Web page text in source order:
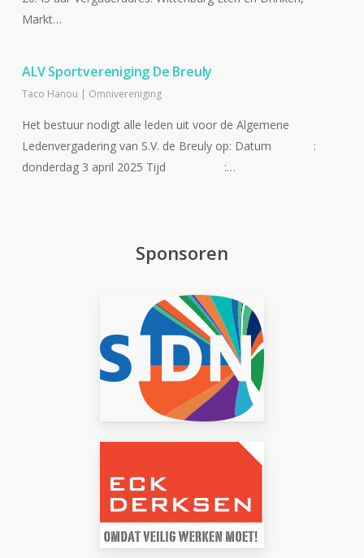
Markt…
ALV Sportvereniging De Breuly
Taco Hanou | Omnivereniging
Het bestuur nodigt alle leden uit voor de Algemene
Ledenvergadering van S.V. de Breuly op: Datum :
donderdag 3 april 2025 Tijd :…
Sponsoren